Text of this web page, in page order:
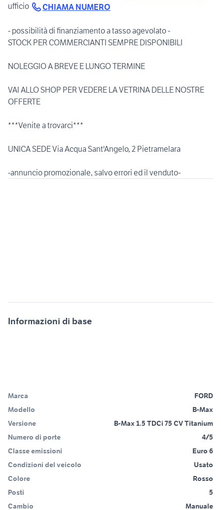
ufficio
CHIAMA NUMERO
- possibilità di finanziamento a tasso agevolato -
STOCK PER COMMERCIANTI SEMPRE DISPONIBILI
NOLEGGIO A BREVE E LUNGO TERMINE
VAI ALLO SHOP PER VEDERE LA VETRINA DELLE NOSTRE
OFFERTE
***Venite a trovarci***
UNICA SEDE Via Acqua Sant'Angelo, 2 Pietramelara
Informazioni di base
Marca
FORD
Modello
B-Max
Versione
B-Max 1.5 TDCi 75 CV Titanium
Numero di porte
4/5
Classe emissioni
Euro 6
Condizioni del veicolo
Usato
Colore
Rosso
Posti
5
Cambio
Manuale